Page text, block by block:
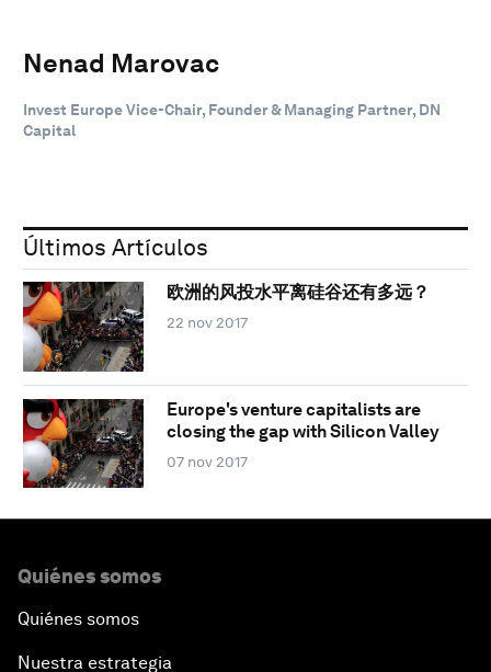
Nenad Marovac
Invest Europe Vice-Chair, Founder & Managing Partner, DN
Capital
Últimos Artículos
欧洲的风投水平离硅谷还有多远？
22 nov 2017
Europe's venture capitalists are
closing the gap with Silicon Valley
07 nov 2017
Quiénes somos
Quiénes somos
Nuestra estrategia